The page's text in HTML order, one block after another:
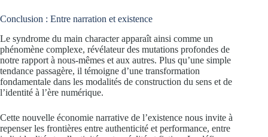
Conclusion : Entre narration et existence
Le syndrome du main character apparaît ainsi comme un
phénomène complexe, révélateur des mutations profondes de
notre rapport à nous-mêmes et aux autres. Plus qu’une simple
tendance passagère, il témoigne d’une transformation
fondamentale dans les modalités de construction du sens et de
l’identité à l’ère numérique.
Cette nouvelle économie narrative de l’existence nous invite à
repenser les frontières entre authenticité et performance, entre